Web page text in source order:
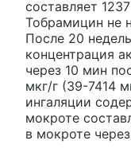
составляет
Тобрамицин не
После 20
концентрация
через 10 мин
мкг/г (39-7414
ингаляции
мокроте
в мокроте